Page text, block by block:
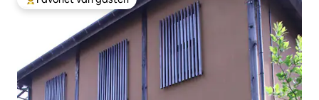
Topfavoriet van gasten